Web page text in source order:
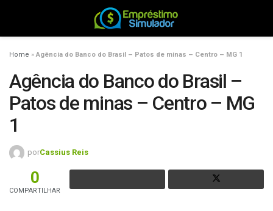
Home » Agência do Banco do Brasil – Patos de minas – Centro – MG 1
Agência do Banco do Brasil –
Patos de minas – Centro – MG
1
porCassius Reis
0
COMPARTILHAR